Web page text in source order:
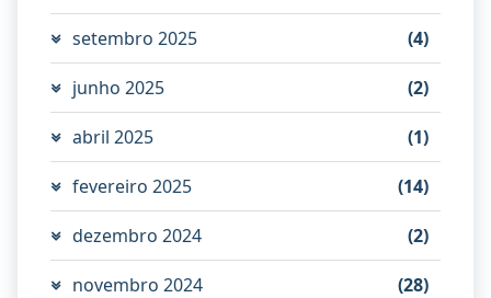
setembro 2025 (4)
junho 2025 (2)
abril 2025 (1)
fevereiro 2025 (14)
dezembro 2024 (2)
novembro 2024 (28)